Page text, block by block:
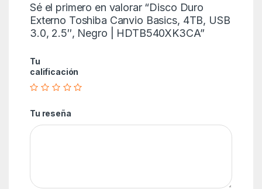
Sé el primero en valorar “Disco Duro
Externo Toshiba Canvio Basics, 4TB, USB
3.0, 2.5″, Negro | HDTB540XK3CA”
Tu
calificación
Tu reseña